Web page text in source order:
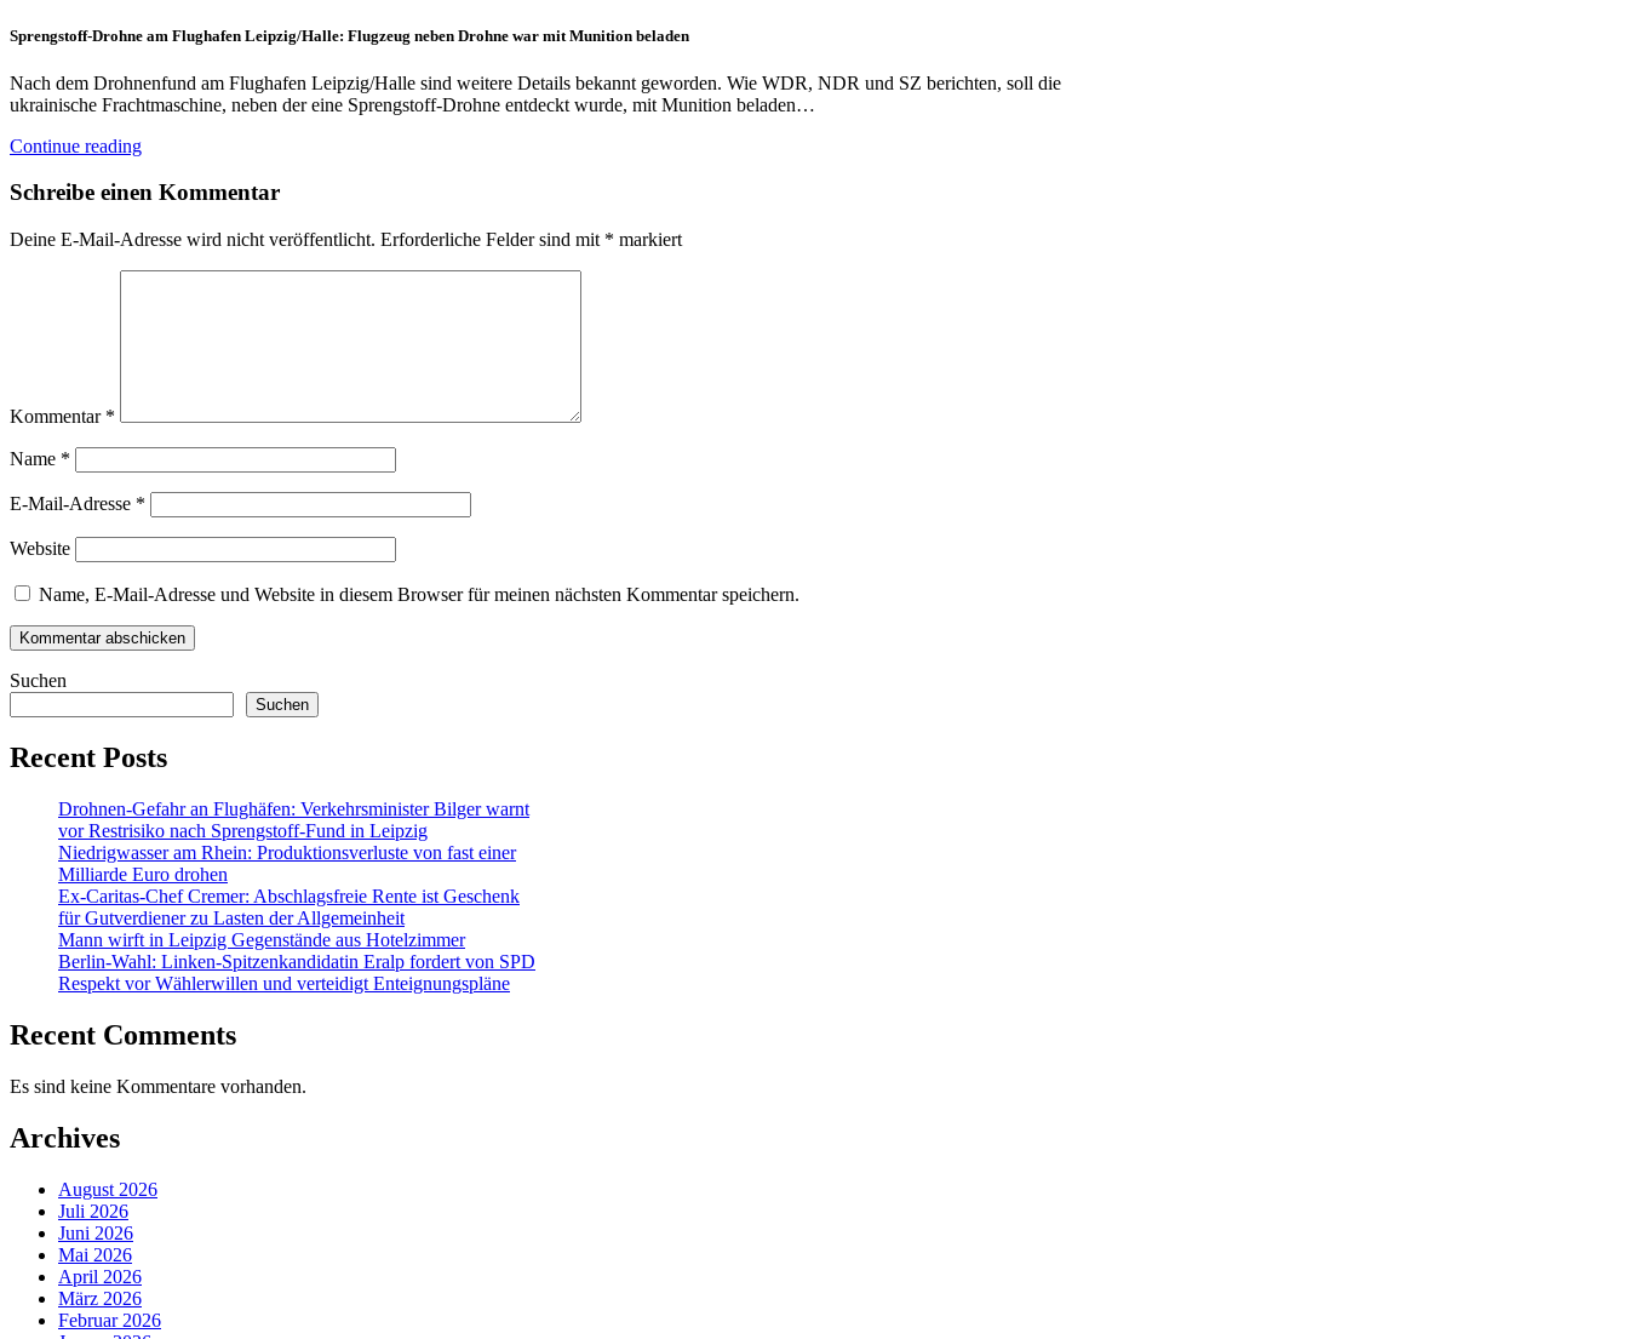
Sprengstoff-Drohne am Flughafen Leipzig/Halle: Flugzeug neben Drohne war mit Munition beladen
Nach dem Drohnenfund am Flughafen Leipzig/Halle sind weitere Details bekannt geworden. Wie WDR, NDR und SZ berichten, soll die
ukrainische Frachtmaschine, neben der eine Sprengstoff-Drohne entdeckt wurde, mit Munition beladen…
Continue reading
Schreibe einen Kommentar
Deine E-Mail-Adresse wird nicht veröffentlicht. Erforderliche Felder sind mit * markiert
Kommentar *
Name *
E-Mail-Adresse *
Website
Name, E-Mail-Adresse und Website in diesem Browser für meinen nächsten Kommentar speichern.
Suchen
Suchen
Recent Posts
Drohnen-Gefahr an Flughäfen: Verkehrsminister Bilger warnt
vor Restrisiko nach Sprengstoff-Fund in Leipzig
Niedrigwasser am Rhein: Produktionsverluste von fast einer
Milliarde Euro drohen
Ex-Caritas-Chef Cremer: Abschlagsfreie Rente ist Geschenk
für Gutverdiener zu Lasten der Allgemeinheit
Mann wirft in Leipzig Gegenstände aus Hotelzimmer
Berlin-Wahl: Linken-Spitzenkandidatin Eralp fordert von SPD
Respekt vor Wählerwillen und verteidigt Enteignungspläne
Recent Comments
Es sind keine Kommentare vorhanden.
Archives
August 2026
Juli 2026
Juni 2026
Mai 2026
April 2026
März 2026
Februar 2026